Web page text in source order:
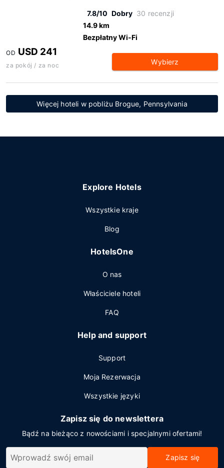
7.8/10 Dobry 30 recenzji
14.9 km
Bezpłatny Wi-Fi
OD USD 241
za pokój / za noc Wybierz
Więcej hoteli w pobliżu Brogue, Pennsylvania
Explore Hotels
Wszystkie kraje
Blog
HotelsOne
O nas
Właściciele hoteli
FAQ
Help and support
Support
Moja Rezerwacja
Wszystkie języki
Zapisz się do newslettera
Bądź na bieżąco z nowościami i specjalnymi ofertami!
Zapisz się